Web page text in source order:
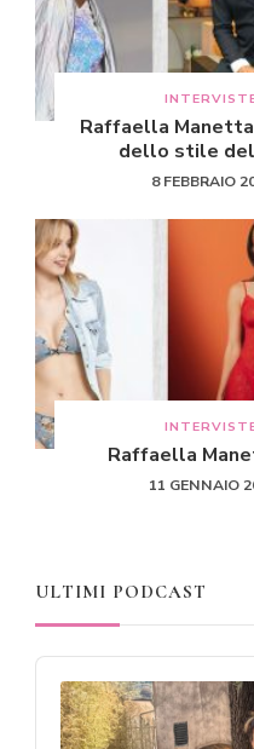
Raffaella Manetta
dello stile
8 FEBBRAIO
Raffaella
11 GENNAIO
ULTIMI PODCAST
Audio
Player